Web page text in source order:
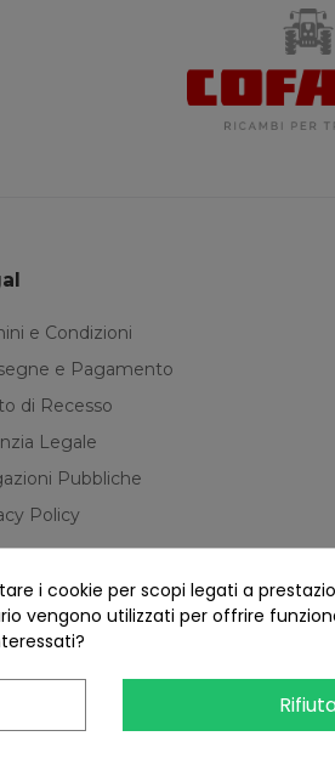
e Condizioni
e Pagamento
di Recesso
Legale
Pubbliche
Policy
COFANO S.R.L. - P.IVA
i cookie per scopi legati a
vengono utilizzati per offrire